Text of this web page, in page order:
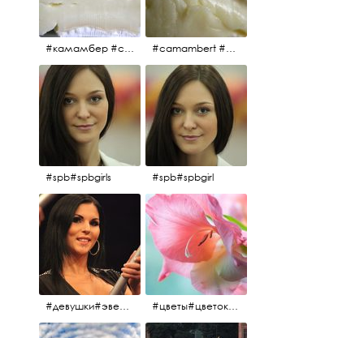
#камамбер #сыр #camambert #camambert #сыр#камамбер
#spb#spbgirls #spb#spbgirl
#девушки#эверласт#everlast#finland#southfinland#helsinki #цветы#цветок#нежность